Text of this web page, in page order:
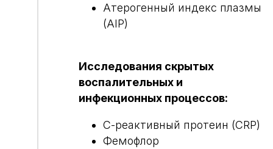
Атерогенный индекс плазмы
(AIP)
Исследования скрытых
воспалительных и
инфекционных процессов:
С-реактивный протеин (CRP)
Фемофлор